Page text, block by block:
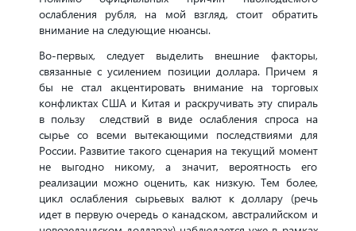
ослабления рубля, на мой взгляд, стоит обратить
внимание на следующие нюансы.
Во-первых, следует выделить внешние факторы,
связанные с усилением позиции доллара. Причем я
бы не стал акцентировать внимание на торговых
конфликтах США и Китая и раскручивать эту спираль
в пользу следствий в виде ослабления спроса на
сырье со всеми вытекающими последствиями для
России. Развитие такого сценария на текущий момент
не выгодно никому, а значит, вероятность его
реализации можно оценить, как низкую. Тем более,
цикл ослабления сырьевых валют к доллару (речь
идет в первую очередь о канадском, австралийском и